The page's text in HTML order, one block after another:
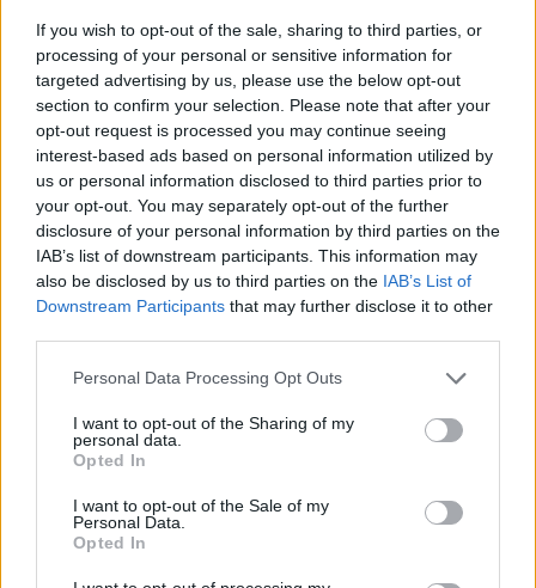
If you wish to opt-out of the sale, sharing to third parties, or
processing of your personal or sensitive information for
targeted advertising by us, please use the below opt-out
section to confirm your selection. Please note that after your
opt-out request is processed you may continue seeing
interest-based ads based on personal information utilized by
us or personal information disclosed to third parties prior to
your opt-out. You may separately opt-out of the further
disclosure of your personal information by third parties on the
IAB’s list of downstream participants. This information may
also be disclosed by us to third parties on the IAB’s List of
Downstream Participants that may further disclose it to other
Personal Data Processing Opt Outs
I want to opt-out of the Sharing of my
personal data.
Opted In
I want to opt-out of the Sale of my
Personal Data.
Opted In
Aukció adatai
Aukció neve:41. Aukció
Aukció dátuma: 2017.03.08
Aukció ideje: 18:00
Aukció helye: 1055 Budapest, Falk Miksa utca 24-26.
Tételszám: 284
Eladó:Biksady Galéria
Biksady Galéria Kft.
Telefon: 061/784-1111 061/780-
Weboldal: